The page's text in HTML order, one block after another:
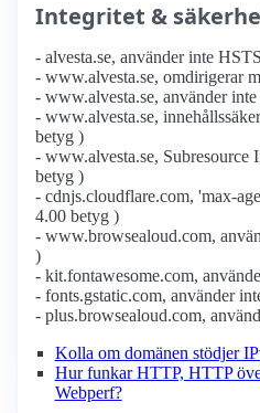
Integritet &
- alvesta.se, använder inte
- www.alvesta.se, omdirigerar
- www.alvesta.se, använder
- www.alvesta.se,
betyg )
- www.alvesta.se,
betyg )
- cdnjs.cloudflare.com, 'max-
4.00 betyg )
- www.browsealoud.com,
)
- kit.fontawesome.com,
- fonts.gstatic.com, använder
- plus.browsealoud.com,
Kolla om domänen stödjer
Hur funkar HTTP, HTTP
Webperf?